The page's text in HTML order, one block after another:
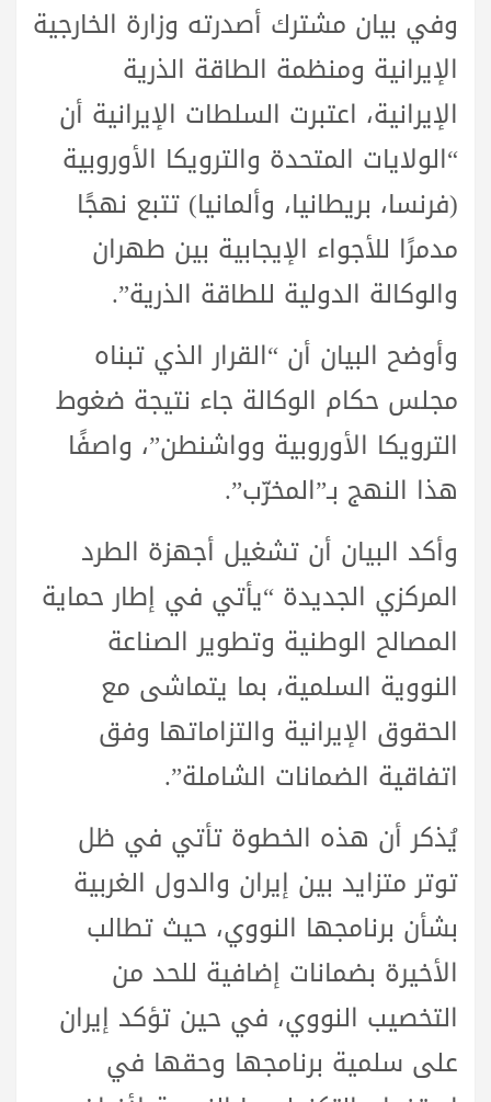
وفي بيان مشترك أصدرته وزارة الخارجية
الإيرانية ومنظمة الطاقة الذرية
الإيرانية، اعتبرت السلطات الإيرانية أن
“الولايات المتحدة والترويكا الأوروبية
(فرنسا، بريطانيا، وألمانيا) تتبع نهجًا
مدمرًا للأجواء الإيجابية بين طهران
والوكالة الدولية للطاقة الذرية”.
وأوضح البيان أن “القرار الذي تبناه
مجلس حكام الوكالة جاء نتيجة ضغوط
الترويكا الأوروبية وواشنطن”، واصفًا
هذا النهج بـ”المخرّب”.
وأكد البيان أن تشغيل أجهزة الطرد
المركزي الجديدة “يأتي في إطار حماية
المصالح الوطنية وتطوير الصناعة
النووية السلمية، بما يتماشى مع
الحقوق الإيرانية والتزاماتها وفق
اتفاقية الضمانات الشاملة”.
يُذكر أن هذه الخطوة تأتي في ظل
توتر متزايد بين إيران والدول الغربية
بشأن برنامجها النووي، حيث تطالب
الأخيرة بضمانات إضافية للحد من
التخصيب النووي، في حين تؤكد إيران
على سلمية برنامجها وحقها في